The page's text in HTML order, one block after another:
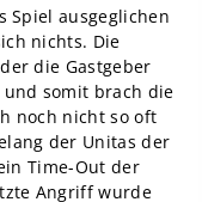
Spiel ausgeglichen
nichts. Die
die Gastgeber
und somit brach die
noch nicht so oft
der Unitas der
Time-Out der
Angriff wurde